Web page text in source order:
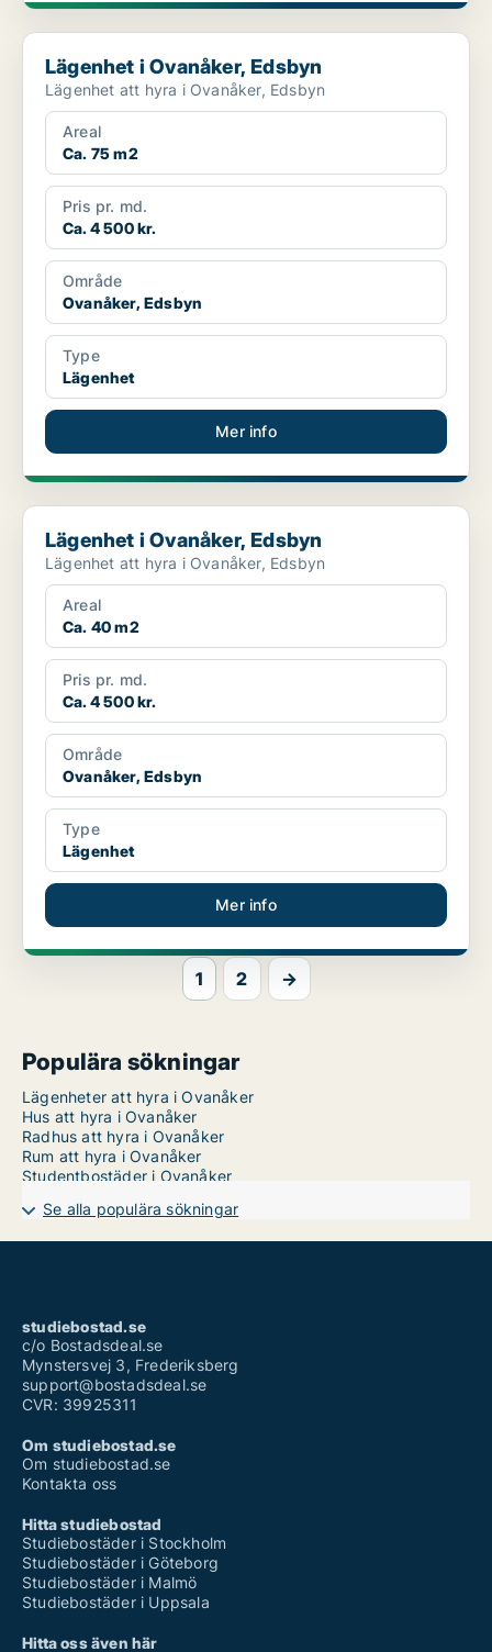
Lägenhet i Ovanåker, Edsbyn
Lägenhet i Ovanåker, Edsbyn
Lägenhet att hyra i Ovanåker, Edsbyn
Areal
Ca. 75 m2
Pris pr. md.
Ca. 4 500 kr.
Område
Ovanåker, Edsbyn
Type
Lägenhet
Mer info
Lägenhet i Ovanåker, Edsbyn
Lägenhet i Ovanåker, Edsbyn
Lägenhet att hyra i Ovanåker, Edsbyn
Areal
Ca. 40 m2
Pris pr. md.
Ca. 4 500 kr.
Område
Ovanåker, Edsbyn
Type
Lägenhet
Mer info
1 2 →
Populära sökningar
Lägenheter att hyra i Ovanåker
Hus att hyra i Ovanåker
Radhus att hyra i Ovanåker
Rum att hyra i Ovanåker
Studentbostäder i Ovanåker
Se alla populära sökningar
studiebostad.se
c/o Bostadsdeal.se
Mynstersvej 3, Frederiksberg
support@bostadsdeal.se
CVR: 39925311
Om studiebostad.se
Om studiebostad.se
Kontakta oss
Hitta studiebostad
Studiebostäder i Stockholm
Studiebostäder i Göteborg
Studiebostäder i Malmö
Studiebostäder i Uppsala
Hitta oss även här